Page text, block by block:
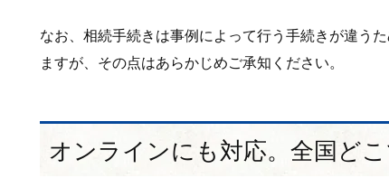
なお、相続手続きは事例によって行う手続きが違う
ますが、その点はあらかじめご承知ください。
オンラインにも対応。全国ど